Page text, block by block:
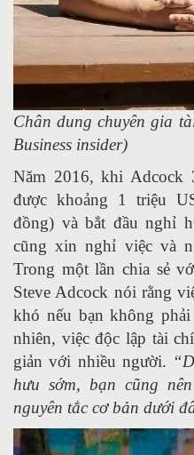
Chân dung chuyên gia
Business insider)
Năm 2016, khi Adcock
được khoảng 1 triệu
đồng) và bắt đầu nghỉ
cũng xin nghỉ việc và
Trong một lần chia sẻ
Steve Adcock nói rằng
khó nếu bạn không
nhiên, việc độc lập tài
giản với nhiều người.
hưu sớm, bạn cũng
nguyên tắc cơ bản dưới